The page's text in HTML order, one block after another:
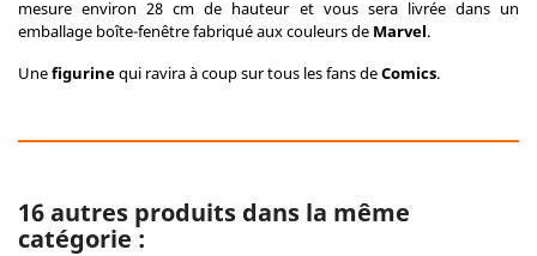
mesure environ 28 cm de hauteur et vous sera livrée dans un
emballage boîte-fenêtre fabriqué aux couleurs de Marvel.
Unefigurinequi ravira à coup sur tous les fans deComics.
16 autres produits dans la même
catégorie :